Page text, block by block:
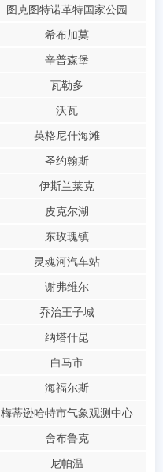
图克图特诺革特国家公园
希布加莫
辛普森堡
瓦勒多
沃瓦
英格尼什海滩
圣约翰斯
伊斯兰莱克
皮克尔湖
东玫瑰镇
灵魂河汽车站
谢弗维尔
乔治王子城
纳塔什昆
白马市
海福尔斯
梅蒂逊哈特市气象观测中心
舍布鲁克
尼帕温